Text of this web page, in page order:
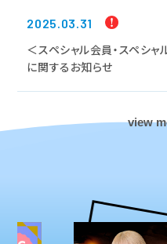
2025.03.31
＜スペシャル会員・スペシ
に関するお知らせ
view